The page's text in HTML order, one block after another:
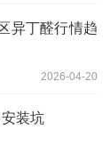
异丁醛行情趋
2026-04-20
装坑